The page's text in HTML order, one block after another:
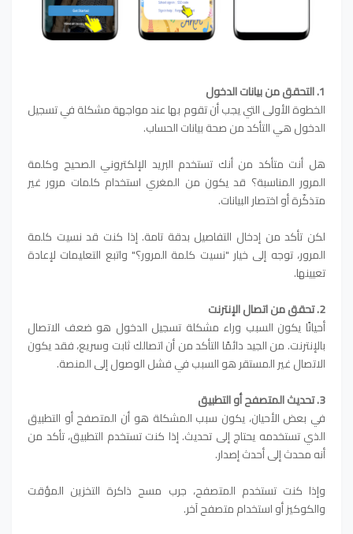
1. التحقق من بيانات الدخول
الخطوة الأولى التي يجب أن تقوم بها عند مواجهة مشكلة في تسجيل
الدخول هي التأكد من صحة بيانات الحساب.
هل أنت متأكد من أنك تستخدم البريد الإلكتروني الصحيح وكلمة
المرور المناسبة؟ قد يكون من المغري استخدام كلمات مرور غير
متذكّرة أو اختصار البيانات.
لكن تأكد من إدخال التفاصيل بدقة تامة. إذا كنت قد نسيت كلمة
المرور، توجه إلى خيار "نسيت كلمة المرور؟" واتبع التعليمات لإعادة
تعيينها.
2. تحقق من اتصال الإنترنت
أحيانًا يكون السبب وراء مشكلة تسجيل الدخول هو ضعف الاتصال
بالإنترنت. من الجيد دائمًا التأكد من أن اتصالك ثابت وسريع، فقد يكون
الاتصال غير المستقر هو السبب في فشل الوصول إلى المنصة.
3. تحديث المتصفح أو التطبيق
في بعض الأحيان، يكون سبب المشكلة هو أن المتصفح أو التطبيق
الذي تستخدمه يحتاج إلى تحديث. إذا كنت تستخدم التطبيق، تأكد من
أنه محدث إلى أحدث إصدار.
وإذا كنت تستخدم المتصفح، جرب مسح ذاكرة التخزين المؤقت
والكوكيز أو استخدام متصفح آخر.